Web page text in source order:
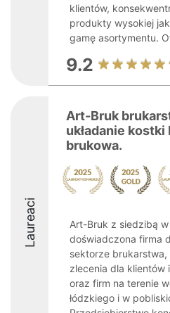
klientów,
produkty wysokiej
gamę asortymentu.
9.2
Laureaci
Art-Bruk
układanie
brukowa.
Art-Bruk z siedzibą
doświadczona firma
sektorze brukarstwa,
zlecenia dla klientów
oraz firm na terenie
łódzkiego i w